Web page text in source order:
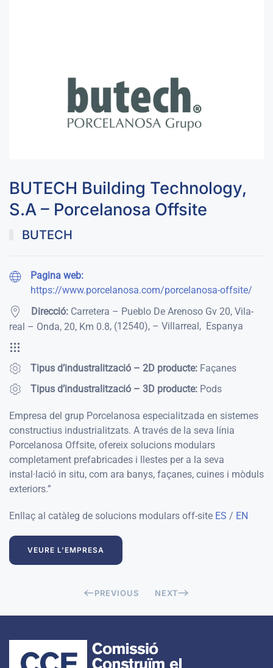
BUTECH Building Technology,
S.A – Porcelanosa Offsite
BUTECH
Pagina web:
https://www.porcelanosa.com/porcelanosa-offsite/
Direcció: Carretera – Pueblo De Arenoso Gv 20, Vila-
real – Onda, 20, Km 0.8, (12540), – Villarreal, Espanya
Tipus d’industralització – 2D producte: Façanes
Tipus d’industralització – 3D producte: Pods
Empresa del grup Porcelanosa especialitzada en sistemes
constructius industrialitzats. A través de la seva línia
Porcelanosa Offsite, ofereix solucions modulars
completament prefabricades i llestes per a la seva
instal·lació in situ, com ara banys, façanes, cuines i mòduls
exteriors.”
Enllaç al catàleg de solucions modulars off-site ES / EN
VEURE L’EMPRESA
PREVIOUS NEXT